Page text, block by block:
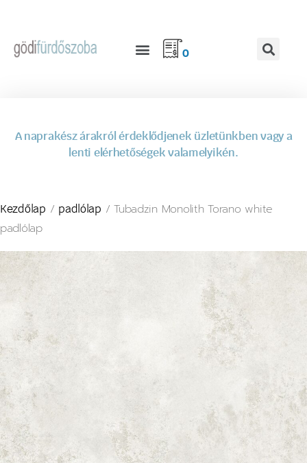
0
A naprakész árakról érdeklődjenek üzletünkben vagy a
lenti elérhetőségek valamelyikén.
Kezdőlap / padlólap / Tubadzin Monolith Torano white
padlólap